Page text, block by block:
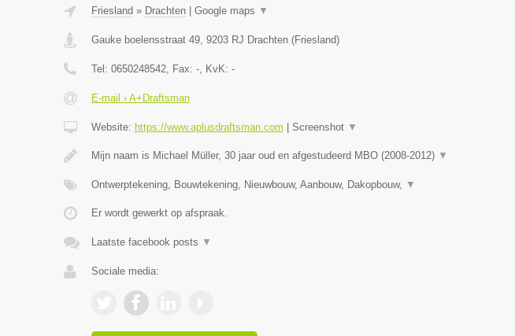
Friesland » Drachten| Google maps ▼
Gauke boelensstraat 49, 9203 RJ Drachten(Friesland)
Tel: 0650248542, Fax: -, KvK: -
E-mail › A+Draftsman
Website: https://www.aplusdraftsman.com Screenshot ▼
Mijn naam is Michael Müller, 30 jaar oud en afgestudeerd MBO (2008-2012) ▼
Ontwerptekening, Bouwtekening, Nieuwbouw, Aanbouw, Dakopbouw, ▼
Er wordt gewerkt op afspraak.
Laatste facebook posts ▼
Sociale media: